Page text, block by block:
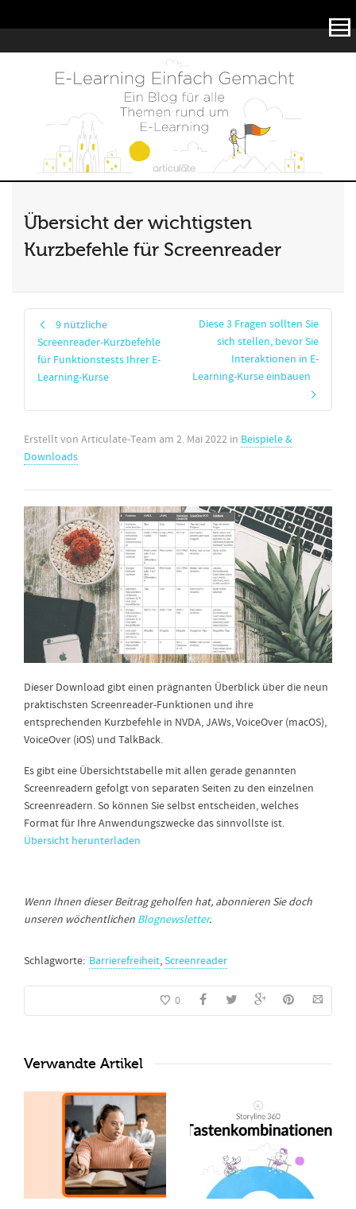
Übersicht der wichtigsten
Kurzbefehle für Screenreader
9 nützliche
Screenreader-Kurzbefehle
für Funktionstests Ihrer E-
Learning-Kurse
Diese 3 Fragen sollten Sie
sich stellen, bevor Sie
Interaktionen in E-
Learning-Kurse einbauen
Erstellt von Articulate-Team am 2. Mai 2022 in Beispiele &
Downloads
Dieser Download gibt einen prägnanten Überblick über die neun
praktischsten Screenreader-Funktionen und ihre
entsprechenden Kurzbefehle in NVDA, JAWs, VoiceOver (macOS),
VoiceOver (iOS) und TalkBack.
Es gibt eine Übersichtstabelle mit allen gerade genannten
Screenreadern gefolgt von separaten Seiten zu den einzelnen
Screenreadern. So können Sie selbst entscheiden, welches
Format für Ihre Anwendungszwecke das sinnvollste ist.
Übersicht herunterladen
Wenn Ihnen dieser Beitrag geholfen hat, abonnieren Sie doch
unseren wöchentlichen Blognewsletter.
Schlagworte: Barrierefreiheit,Screenreader
0
Verwandte Artikel